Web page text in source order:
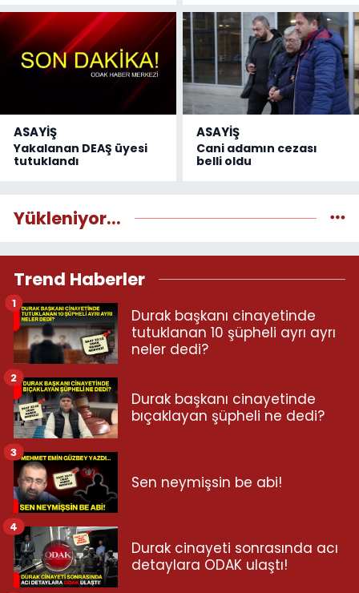
ASAYİŞ
Yakalanan DEAŞ üyesi
tutuklandı
ASAYİŞ
Cani adamın cezası
belli oldu
Yükleniyor...
Trend Haberler
Durak başkanı cinayetinde
tutuklanan 10 şüpheli ayrı ayrı
neler dedi?
1
Durak başkanı cinayetinde
bıçaklayan şüpheli ne dedi?
2
Sen neymişsin be abi!
3
Durak cinayeti sonrasında acı
detaylara ODAK ulaştı!
4